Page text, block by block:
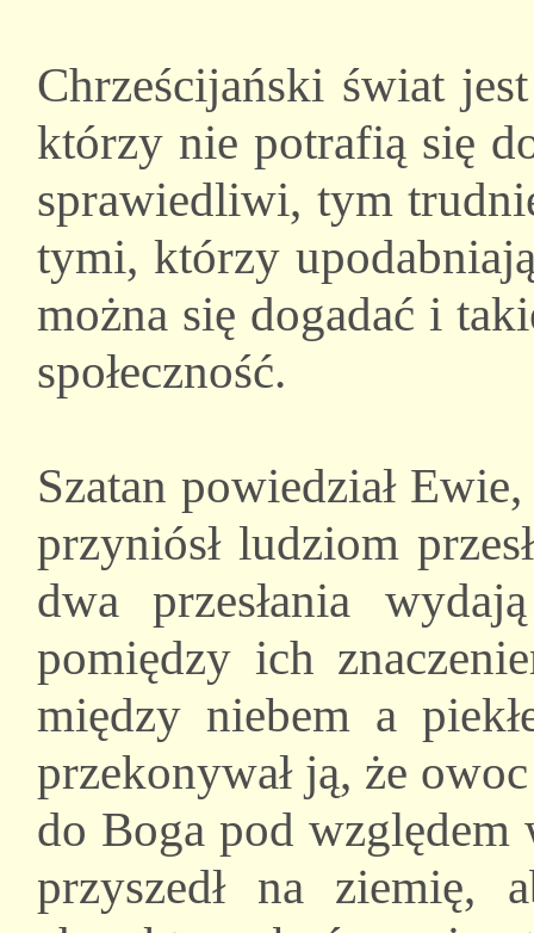
Chrześcijański świat
którzy nie potrafią się
sprawiedliwi, tym
tymi, którzy
można się dogadać i
społeczność.
Szatan powiedział
przyniósł ludziom
dwa przesłania
pomiędzy ich
między niebem a
przekonywał ją, że
do Boga pod względem
przyszedł na ziemię,